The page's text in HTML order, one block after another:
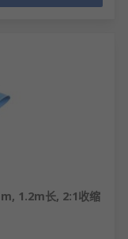
1.2m长, 2:1收缩